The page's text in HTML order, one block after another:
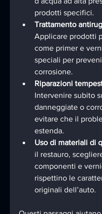
prodotti specifici.
Trattamento
Applicare prodotti
come primer e
speciali per
corrosione.
Riparazioni
Intervenire subito
danneggiate o
evitare che il
estenda.
Uso di materiali di
il restauro,
componenti e
rispettino le
originali dell’auto.